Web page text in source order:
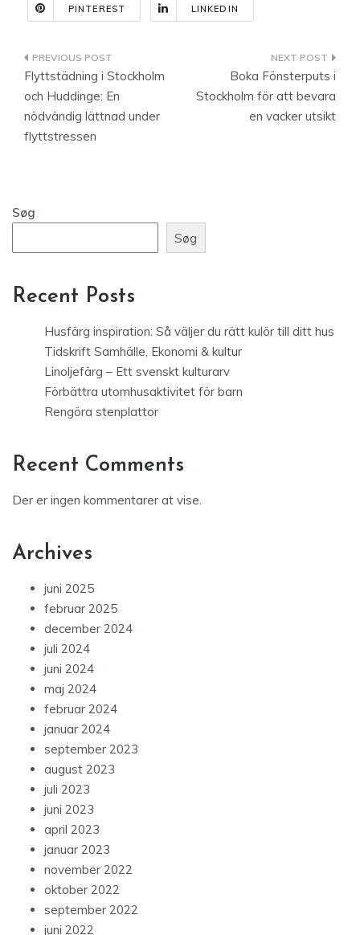
PINTEREST LINKEDIN
Indlægsnavigation
Flyttstädning i Stockholm
och Huddinge: En
nödvändig lättnad under
flyttstressen
Boka Fönsterputs i
Stockholm för att bevara
en vacker utsikt
Søg
Søg
Recent Posts
Husfärg inspiration: Så väljer du rätt kulör till ditt hus
Tidskrift Samhälle, Ekonomi & kultur
Linoljefärg – Ett svenskt kulturarv
Förbättra utomhusaktivitet för barn
Rengöra stenplattor
Recent Comments
Der er ingen kommentarer at vise.
Archives
juni 2025
februar 2025
december 2024
juli 2024
juni 2024
maj 2024
februar 2024
januar 2024
september 2023
august 2023
juli 2023
juni 2023
april 2023
januar 2023
november 2022
oktober 2022
september 2022
juni 2022